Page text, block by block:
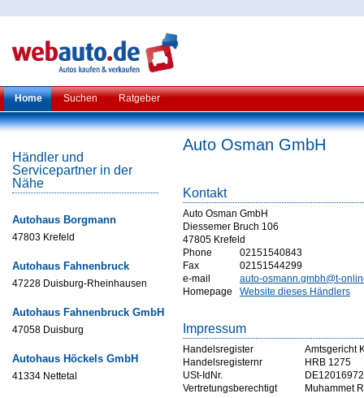
Home Suchen Ratgeber
Händler und
Servicepartner in der
Nähe
Autohaus Borgmann
47803 Krefeld
Autohaus Fahnenbruck
47228 Duisburg-Rheinhausen
Autohaus Fahnenbruck GmbH
47058 Duisburg
Autohaus Höckels GmbH
41334 Nettetal
Auto Osman GmbH
Kontakt
Auto Osman GmbH
Diessemer Bruch 106
47805 Krefeld
Phone
02151540843
Fax
02151544299
e-mail
auto-osmann.gmbh@t-
Homepage
Website dieses Händlers
Impressum
Handelsregister
Amtsgericht
Handelsregisternr
HRB 1275
USt-IdNr.
Vertretungsberechtigt
Muhammet